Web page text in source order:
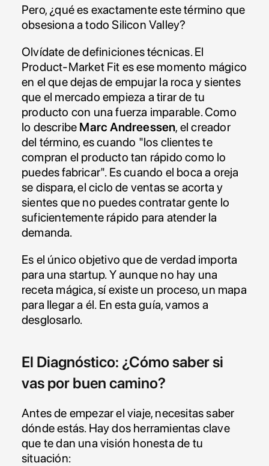
Pero, ¿qué es exactamente este término que
obsesiona a todo Silicon Valley?
Olvídate de definiciones técnicas. El
Product-Market Fit es ese momento mágico
en el que dejas de empujar la roca y sientes
que el mercado empieza a tirar de tu
producto con una fuerza imparable. Como
lo describe Marc Andreessen, el creador
del término, es cuando "los clientes te
compran el producto tan rápido como lo
puedes fabricar". Es cuando el boca a oreja
se dispara, el ciclo de ventas se acorta y
sientes que no puedes contratar gente lo
suficientemente rápido para atender la
demanda.
Es el único objetivo que de verdad importa
para una startup. Y aunque no hay una
receta mágica, sí existe un proceso, un mapa
para llegar a él. En esta guía, vamos a
desglosarlo.
El Diagnóstico: ¿Cómo saber si
vas por buen camino?
Antes de empezar el viaje, necesitas saber
dónde estás. Hay dos herramientas clave
que te dan una visión honesta de tu
situación: